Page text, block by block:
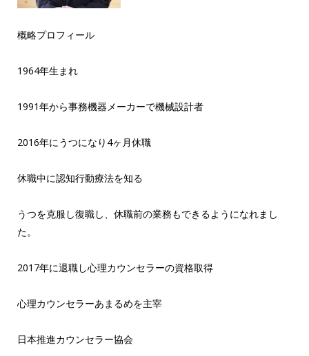
概略プロフィール
1964年生まれ
1991年から事務機器メーカーで機械設計者
2016年にうつになり4ヶ月休職
休職中に認知行動療法を知る
うつを克服し復職し、休職前の業務もできるようになれまし
た。
2017年に退職し心理カウンセラーの資格取得
心理カウンセラーあまるめを主宰
日本推進カウンセラー協会